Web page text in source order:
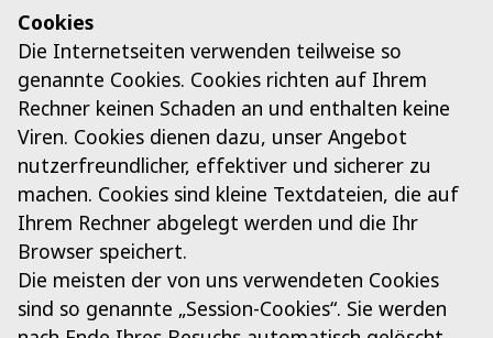
Cookies
Die Internetseiten verwenden teilweise so
genannte Cookies. Cookies richten auf Ihrem
Rechner keinen Schaden an und enthalten keine
Viren. Cookies dienen dazu, unser Angebot
nutzerfreundlicher, effektiver und sicherer zu
machen. Cookies sind kleine Textdateien, die auf
Ihrem Rechner abgelegt werden und die Ihr
Browser speichert.
Die meisten der von uns verwendeten Cookies
sind so genannte „Session-Cookies“. Sie werden